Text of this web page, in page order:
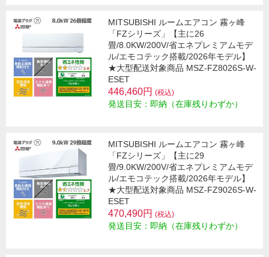
MITSUBISHI ルームエアコン 霧ヶ峰
「FZシリーズ」【主に26
畳/8.0KW/200V/省エネプレミアムモデ
ル/エモコテック搭載/2026年モデル】
★大型配送対象商品 MSZ-FZ8026S-W-
ESET
446,460円 (税込)
発送目安：即納（在庫残りわずか）
MITSUBISHI ルームエアコン 霧ヶ峰
「FZシリーズ」【主に29
畳/9.0KW/200V/省エネプレミアムモデ
ル/エモコテック搭載/2026年モデル】
★大型配送対象商品 MSZ-FZ9026S-W-
ESET
470,490円 (税込)
発送目安：即納（在庫残りわずか）